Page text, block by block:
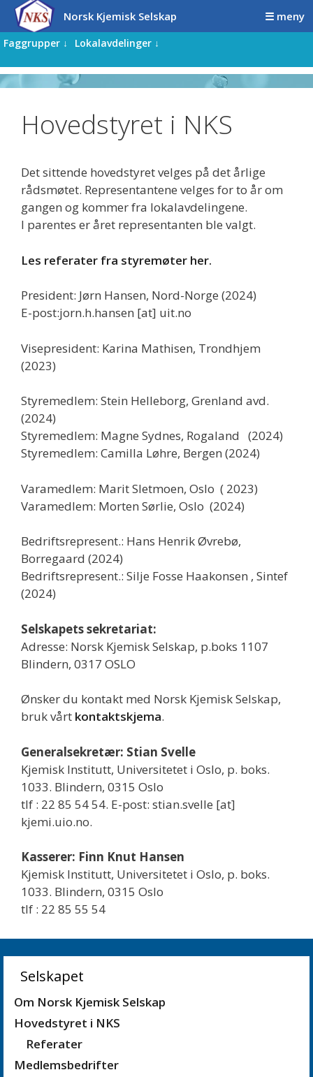
Hopp
innhold
Hopp
innhold
Norsk Kjemisk Selskap ☰ meny
Faggrupper ↓ Lokalavdelinger ↓
Hovedstyret i NKS
Det sittende hovedstyret velges på det årlige
rådsmøtet. Representantene velges for to år om
gangen og kommer fra lokalavdelingene.
I parentes er året representanten ble valgt.
Les referater fra styremøter her.
President: Jørn Hansen, Nord-Norge (2024)
E-post:jorn.h.hansen [at] uit.no
Visepresident: Karina Mathisen, Trondhjem
(2023)
Styremedlem: Stein Helleborg, Grenland avd.
(2024)
Styremedlem: Magne Sydnes, Rogaland (2024)
Styremedlem: Camilla Løhre, Bergen (2024)
Varamedlem: Marit Sletmoen, Oslo ( 2023)
Varamedlem: Morten Sørlie, Oslo (2024)
Bedriftsrepresent.: Hans Henrik Øvrebø,
Borregaard (2024)
Bedriftsrepresent.: Silje Fosse Haakonsen , Sintef
(2024)
Selskapets sekretariat:
Adresse: Norsk Kjemisk Selskap, p.boks 1107
Blindern, 0317 OSLO
Ønsker du kontakt med Norsk Kjemisk Selskap,
bruk vårt kontaktskjema.
Generalsekretær: Stian Svelle
Kjemisk Institutt, Universitetet i Oslo, p. boks.
1033. Blindern, 0315 Oslo
tlf : 22 85 54 54. E-post: stian.svelle [at]
kjemi.uio.no.
Kasserer: Finn Knut Hansen
Kjemisk Institutt, Universitetet i Oslo, p. boks.
1033. Blindern, 0315 Oslo
tlf : 22 85 55 54
Selskapet
Om Norsk Kjemisk Selskap
Hovedstyret i NKS
Referater
Medlemsbedrifter